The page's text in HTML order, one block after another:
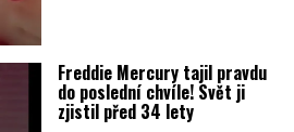
Freddie Mercury tajil pravdu
do poslední chvíle! Svět ji
zjistil před 34 lety